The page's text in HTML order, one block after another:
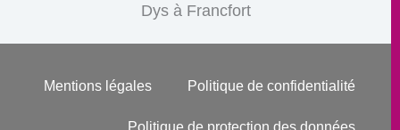
Dys à Francfort
Mentions légales Politique de confidentialité
Politique de protection des données